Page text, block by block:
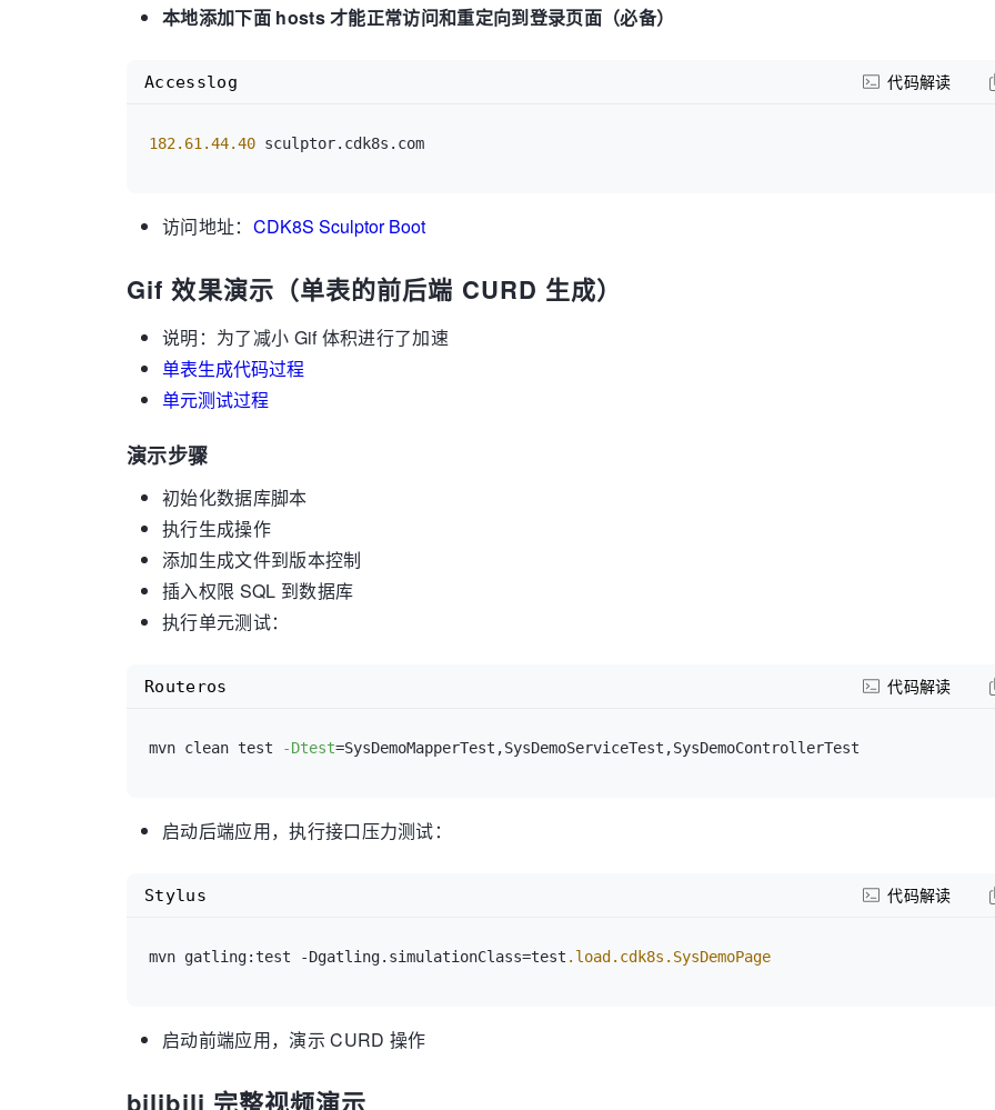
本地添加下面 hosts 才能正常访问和重定向到登录页面（必备）
182.61.44.40
Accesslog 代码解读
访问地址： CDK8S Sculptor Boot
Gif 效果演示（单表的前后端 CURD 生成）
说明：为了减小 Gif 体积进行了加速
单表生成代码过程
单元测试过程
演示步骤
初始化数据库脚本
执行生成操作
添加生成文件到版本控制
插入权限 SQL 到数据库
执行单元测试：
mvn clean test -Dtest
Routeros 代码解读
启动后端应用，执行接口压力测试：
mvn gatling:test -Dgatling.simulationClass=test .load .cdk8s .SysDemoPage
Stylus 代码解读
启动前端应用，演示 CURD 操作
bilibili 完整视频演示